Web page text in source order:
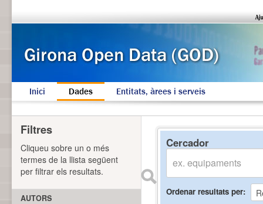
Inici Dades Entitats, àrees i serveis
Cercador
Ordenar resultats per
Filtres
Cliqueu sobre un o més
termes de la llista següent
per filtrar els resultats.
AUTORS